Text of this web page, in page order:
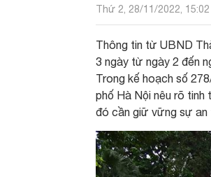
Thứ 2, 28/11/2022,
Thông tin từ UBND
3 ngày từ ngày 2 đến
Trong kế hoạch số
phố Hà Nội nêu rõ tinh
đó cần giữ vững sự an